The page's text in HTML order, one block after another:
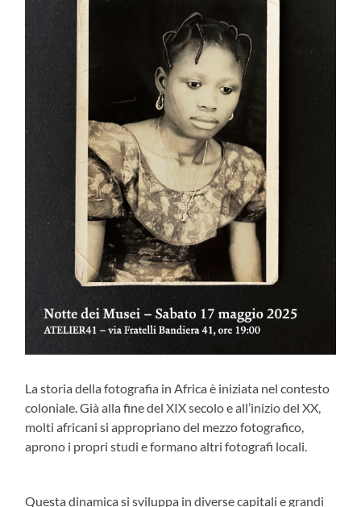
La storia della fotografia in Africa è iniziata nel contesto
coloniale. Già alla fine del XIX secolo e all’inizio del XX,
molti africani si appropriano del mezzo fotografico,
aprono i propri studi e formano altri fotografi locali.
Questa dinamica si sviluppa in diverse capitali e grandi